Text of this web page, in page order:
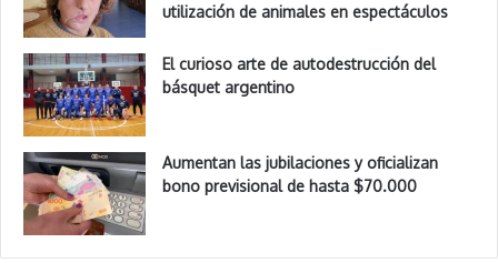
utilización de animales en espectáculos
El curioso arte de autodestrucción del
básquet argentino
Aumentan las jubilaciones y oficializan
bono previsional de hasta $70.000